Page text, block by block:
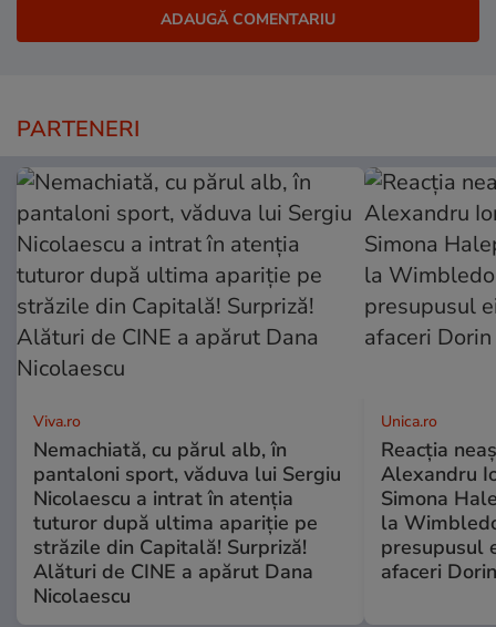
PARTENERI
Viva.ro
Nemachiată, cu părul alb, în
pantaloni sport, văduva lui Sergiu
Nicolaescu a intrat în atenția
tuturor după ultima apariție pe
străzile din Capitală! Surpriză!
Alături de CINE a apărut Dana
Nicolaescu
Unica.ro
Reacția
Alexandru
Simona
la
presupusul
afaceri